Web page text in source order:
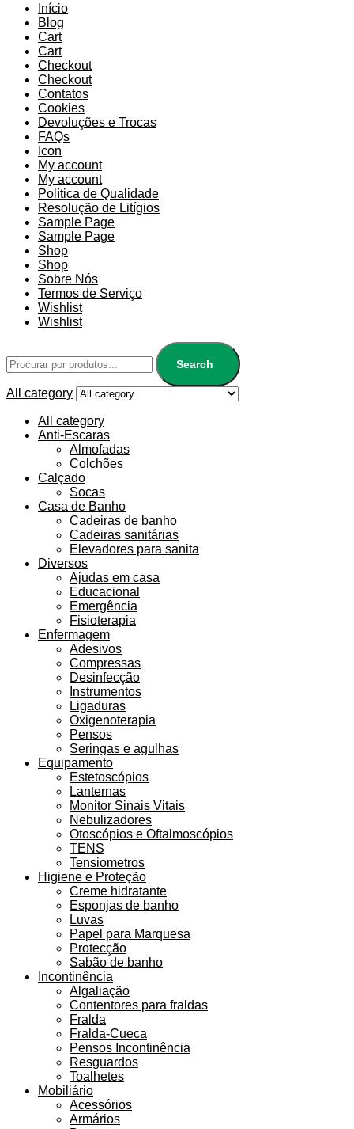
Início
Blog
Cart
Cart
Checkout
Checkout
Contatos
Cookies
Devoluções e Trocas
FAQs
Icon
My account
My account
Política de Qualidade
Resolução de Litígios
Sample Page
Sample Page
Shop
Shop
Sobre Nós
Termos de Serviço
Wishlist
Wishlist
Search
All category
All category
Anti-Escaras
Almofadas
Colchões
Calçado
Socas
Casa de Banho
Cadeiras de banho
Cadeiras sanitárias
Elevadores para sanita
Diversos
Ajudas em casa
Educacional
Emergência
Fisioterapia
Enfermagem
Adesivos
Compressas
Desinfecção
Instrumentos
Ligaduras
Oxigenoterapia
Pensos
Seringas e agulhas
Equipamento
Estetoscópios
Lanternas
Monitor Sinais Vitais
Nebulizadores
Otoscópios e Oftalmoscópios
TENS
Tensiometros
Higiene e Proteção
Creme hidratante
Esponjas de banho
Luvas
Papel para Marquesa
Protecção
Sabão de banho
Incontinência
Algaliação
Contentores para fraldas
Fralda
Fralda-Cueca
Pensos Incontinência
Resguardos
Toalhetes
Mobiliário
Acessórios
Armários